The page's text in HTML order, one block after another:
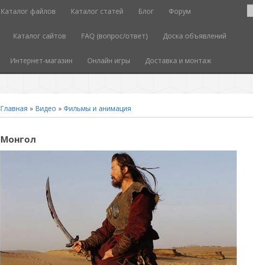
Каталог файлов Каталог статей Блог Форум
Каталог сайтов FAQ (вопрос/ответ) Доска объявлений
Интернет-магазин Онлайн игры Доставка и монтаж
Главная » Видео » Фильмы и анимация
Монгол